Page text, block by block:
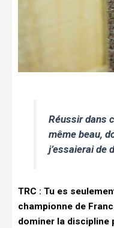
Réussir dans
même beau,
j’essaierai de
TRC : Tu es
championne de
dominer la discipline